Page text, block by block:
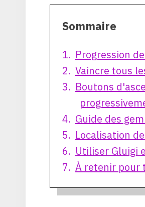
Sommaire
Progression
Vaincre tous
Boutons
Guide des
Localisation
Utiliser Gluigi
À retenir pour